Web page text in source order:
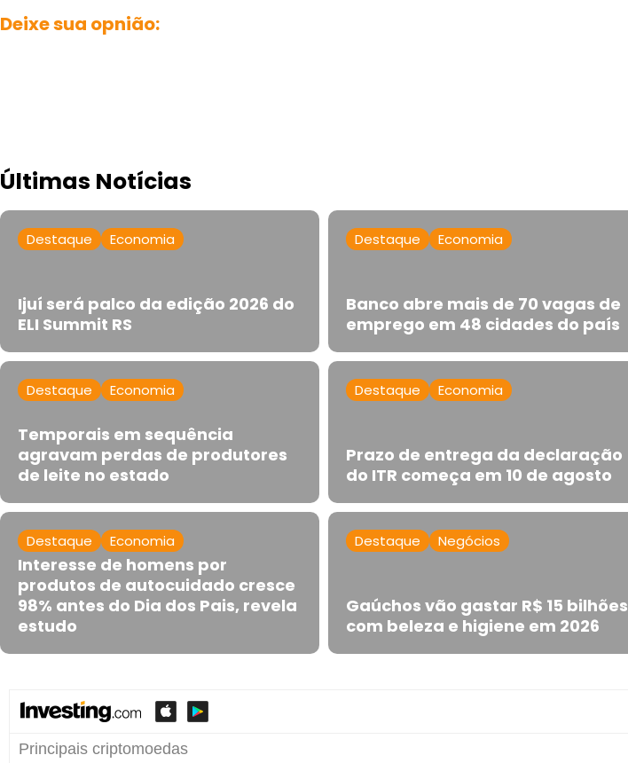
Deixe sua opnião:
Últimas Notícias
Destaque Economia
Ijuí será palco da edição 2026 do
ELI Summit RS
Destaque Economia
Banco abre mais de 70 vagas de
emprego em 48 cidades do país
Destaque Economia
Temporais em sequência
agravam perdas de produtores
de leite no estado
Destaque Economia
Prazo de entrega da declaração
do ITR começa em 10 de agosto
Destaque Economia
Interesse de homens por
produtos de autocuidado cresce
98% antes do Dia dos Pais, revela
estudo
Destaque Negócios
Gaúchos vão gastar R$ 15 bilhões
com beleza e higiene em 2026